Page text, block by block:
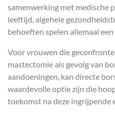
samenwerking met medische
leeftijd, algehele
behoeften spelen allemaal
Voor vrouwen die
mastectomie als gevolg van
aandoeningen, kan directe
waardevolle optie zijn die
toekomst na deze ingrijpende